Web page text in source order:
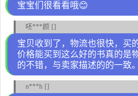
宝宝们很看看哦😊
呸***颜 []
宝贝收到了，物流也很快，买
价格能买到这么好的书真的是
的不错，与卖家描述的的一致。
n***h []